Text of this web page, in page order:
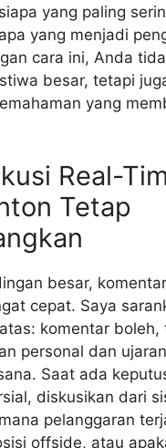
yang paling
yang menjadi
cara ini, Anda
besar, tetapi
yang
Real-
Tetap
besar,
cepat. Saya
komentar boleh,
personal dan
Saat ada
diskusikan dari
pelanggaran
offside, atau